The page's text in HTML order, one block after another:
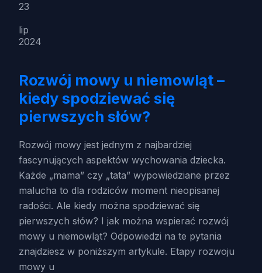
23
lip
2024
Rozwój mowy u niemowląt –
kiedy spodziewać się
pierwszych słów?
Rozwój mowy jest jednym z najbardziej
fascynujących aspektów wychowania dziecka.
Każde „mama” czy „tata” wypowiedziane przez
malucha to dla rodziców moment nieopisanej
radości. Ale kiedy można spodziewać się
pierwszych słów? I jak można wspierać rozwój
mowy u niemowląt? Odpowiedzi na te pytania
znajdziesz w poniższym artykule. Etapy rozwoju
mowy u